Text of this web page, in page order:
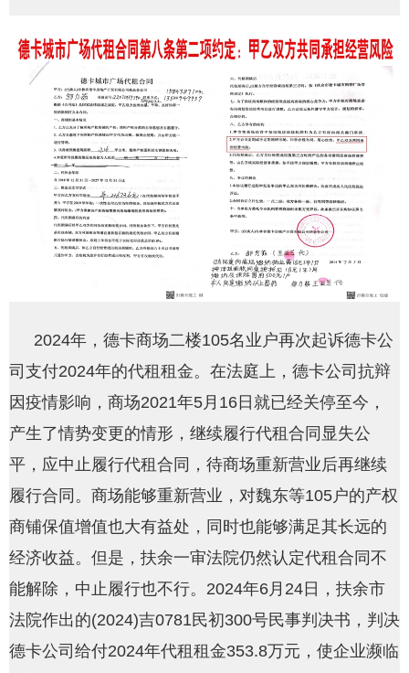
2024年，德卡商场二楼105名业户再次起诉德卡公
司支付2024年的代租租金。在法庭上，德卡公司抗辩
因疫情影响，商场2021年5月16日就已经关停至今，
产生了情势变更的情形，继续履行代租合同显失公
平，应中止履行代租合同，待商场重新营业后再继续
履行合同。商场能够重新营业，对魏东等105户的产权
商铺保值增值也大有益处，同时也能够满足其长远的
经济收益。但是，扶余一审法院仍然认定代租合同不
能解除，中止履行也不行。2024年6月24日，扶余市
法院作出的(2024)吉0781民初300号民事判决书，判决
德卡公司给付2024年代租租金353.8万元，使企业濒临